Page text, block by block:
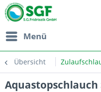
Menü
Übersicht
Aquastopschlauch